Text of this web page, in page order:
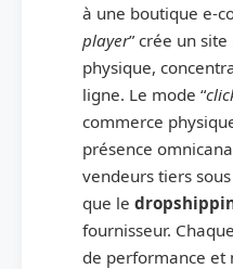
à une boutique e-
player” crée un
physique,
ligne. Le mode “
commerce
présence
vendeurs tiers
que le
fournisseur.
de performance et